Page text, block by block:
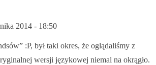
2014 - 18:50
:P, był taki okres, że oglądaliśmy z
wersji językowej niemal na okrągło.